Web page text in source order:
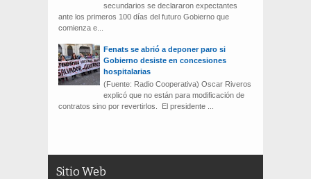
secundarios se declararon expectantes
ante los primeros 100 días del futuro Gobierno que
comienza e...
Fenats se abrió a deponer paro si
Gobierno desiste en concesiones
hospitalarias
(Fuente: Radio Cooperativa) Oscar Riveros
explicó que no están para modificación de
contratos sino por revertirlos. El presidente ...
Sitio Web